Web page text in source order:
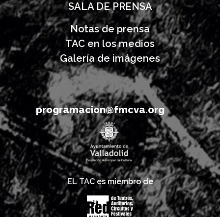
SALA DE PRENSA
Notas de prensa
TAC en los medios
Galería de imágenes
programacion@fmcva.org
EL TAC es miembro de